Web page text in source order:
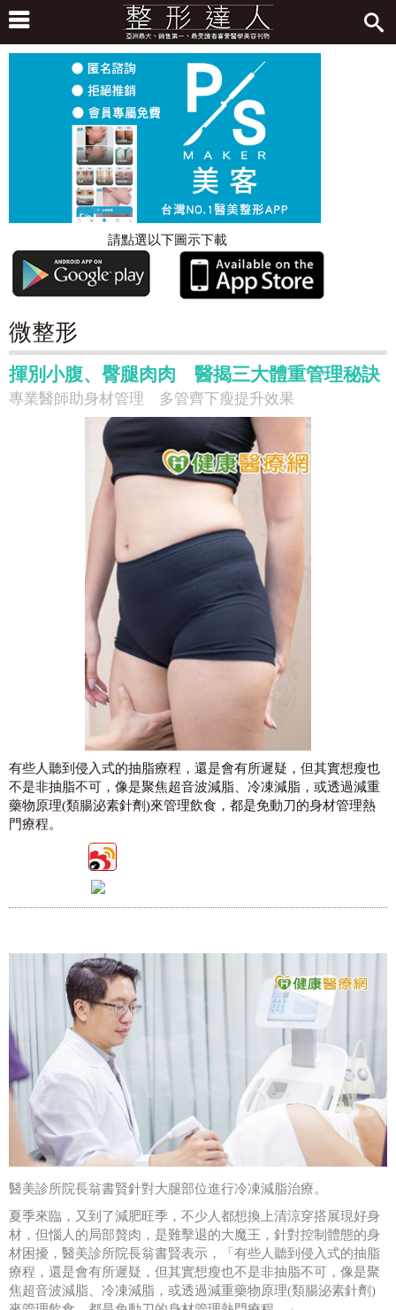
請點選以下圖示下載
微整形
揮別小腹、臀腿肉肉 醫揭三大體重管理秘訣
專業醫師助身材管理 多管齊下瘦提升效果
有些人聽到侵入式的抽脂療程，還是會有所遲疑，但其實想瘦也
不是非抽脂不可，像是聚焦超音波減脂、冷凍減脂，或透過減重
藥物原理(類腸泌素針劑)來管理飲食，都是免動刀的身材管理熱
門療程。
醫美診所院長翁書賢針對大腿部位進行冷凍減脂治療。
夏季來臨，又到了減肥旺季，不少人都想換上清涼穿搭展現好身
材，但惱人的局部贅肉，是難擊退的大魔王，針對控制體態的身
材困擾，醫美診所院長翁書賢表示，「有些人聽到侵入式的抽脂
療程，還是會有所遲疑，但其實想瘦也不是非抽脂不可，像是聚
焦超音波減脂、冷凍減脂，或透過減重藥物原理(類腸泌素針劑)